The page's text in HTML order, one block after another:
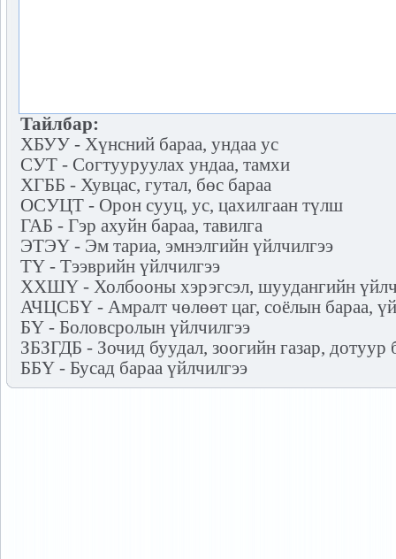
Тайлбар:
ХБУУ - Хүнсний бараа, ундаа ус
СУТ - Согтууруулах ундаа, тамхи
ХГББ - Хувцас, гутал, бөс бараа
ОСУЦТ - Орон сууц, ус, цахилгаан түлш
ГАБ - Гэр ахуйн бараа, тавилга
ЭТЭҮ - Эм тариа, эмнэлгийн үйлчилгээ
ТҮ - Тээврийн үйлчилгээ
ХХШҮ - Холбооны хэрэгсэл, шуудангийн
АЧЦСБҮ - Амралт чөлөөт цаг, соёлын бараа,
БҮ - Боловсролын үйлчилгээ
ЗБЗГДБ - Зочид буудал, зоогийн газар, дотуур
ББҮ - Бусад бараа үйлчилгээ